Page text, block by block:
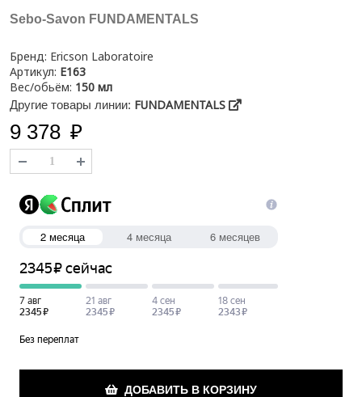
Sebo-Savon FUNDAMENTALS
Бренд: Ericson Laboratoire
Артикул: E163
Вес/обьём: 150 мл
Другие товары линии: FUNDAMENTALS
9 378 ₽
ДОБАВИТЬ В КОРЗИНУ